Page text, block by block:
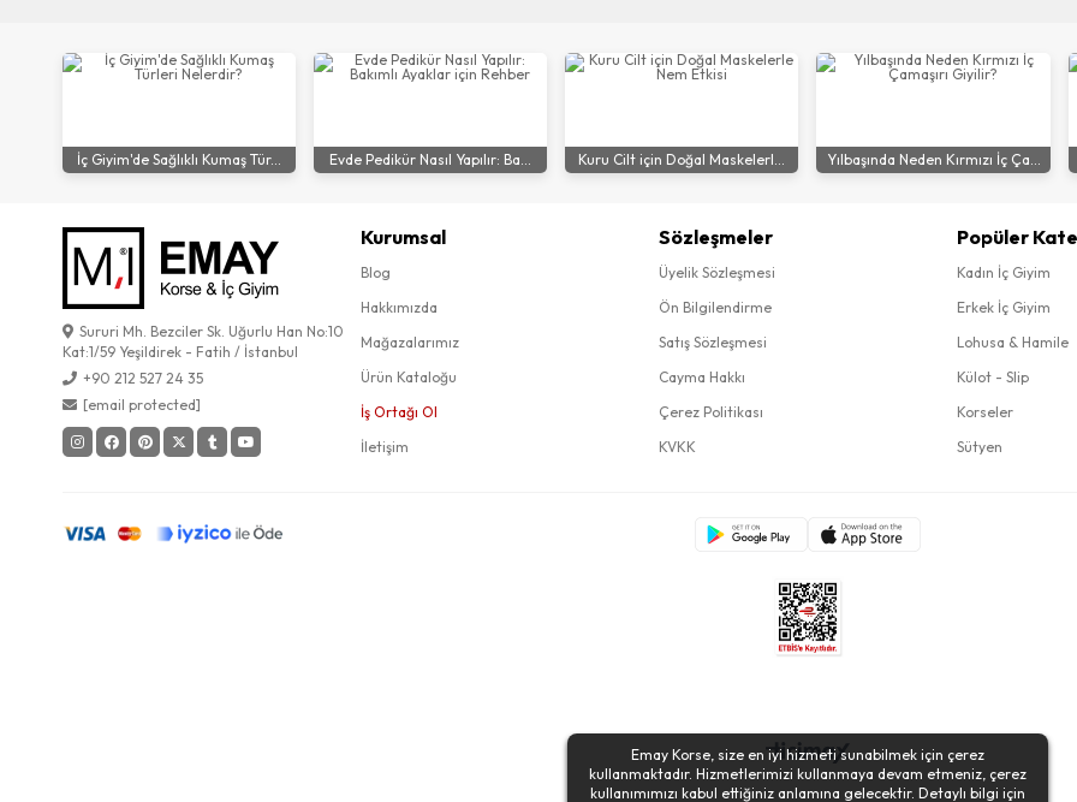
Emay Korse, size en iyi hizmeti sunabilmek için çerez
kullanmaktadır. Hizmetlerimizi kullanmaya devam etmeniz, çerez
kullanımımızı kabul ettiğiniz anlamına gelecektir. Detaylı bilgi için
İç Giyim'de Sağlıklı Kumaş Tür... Evde Pedikür Nasıl Yapılır: Ba... Kuru Cilt için Doğal Maskelerl... Yılbaşında Neden Kırmızı İç Ça...
Sururi Mh. Bezciler Sk. Uğurlu Han No:10
Kat:1/59 Yeşildirek - Fatih / İstanbul
+90 212 527 24 35
[email protected]
Kurumsal
Blog
Hakkımızda
Mağazalarımız
Ürün Kataloğu
İş Ortağı Ol
İletişim
Sözleşmeler
Üyelik Sözleşmesi
Ön Bilgilendirme
Satış Sözleşmesi
Cayma Hakkı
Çerez Politikası
KVKK
Popüler
Kadın İç Giyim
Erkek İç Giyim
Lohusa & Hamile
Külot - Slip
Korseler
Sütyen